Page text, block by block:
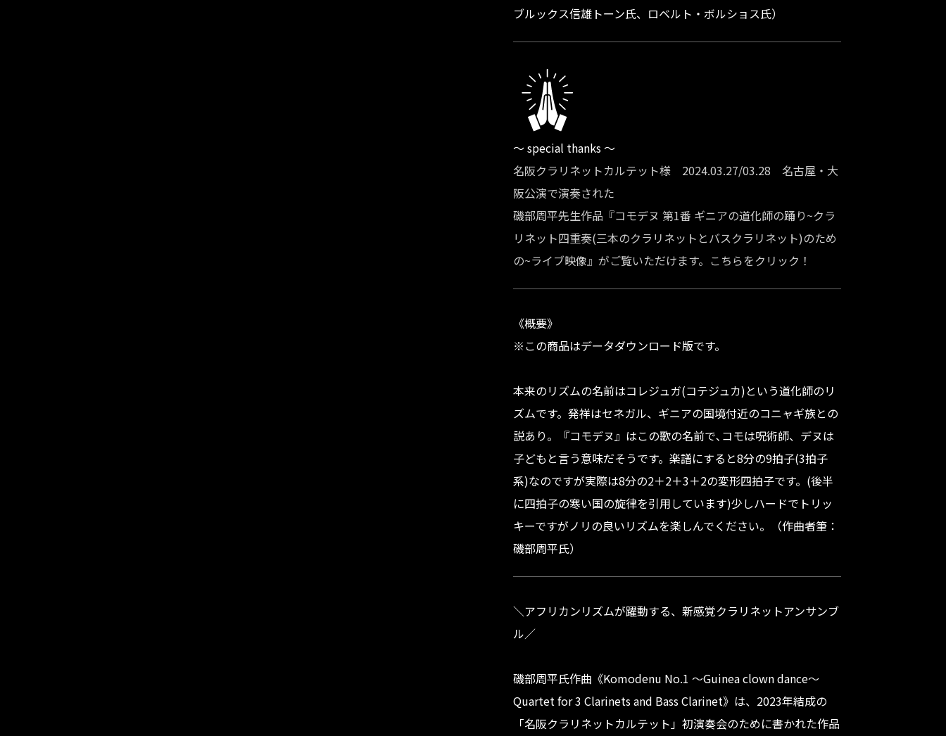
ブルックス信雄トーン氏、ロベルト・ボルショス氏）
～ special thanks ～
名阪クラリネットカルテット様 2024.03.27/03.28 名古屋・大
阪公演で演奏された
磯部周平先生作品『コモデヌ 第1番 ギニアの道化師の踊り~クラ
リネット四重奏(三本のクラリネットとバスクラリネット)のため
の~ライブ映像』がご覧いただけます。こちらをクリック！
《概要》
※この商品はデータダウンロード版です。
本来のリズムの名前はコレジュガ(コテジュカ)という道化師のリ
ズムです。発祥はセネガル、ギニアの国境付近のコニャギ族との
説あり。『コモデヌ』はこの歌の名前で､コモは呪術師、デヌは
子どもと言う意味だそうです。楽譜にすると8分の9拍子(3拍子
系)なのですが実際は8分の2＋2＋3＋2の変形四拍子です。(後半
に四拍子の寒い国の旋律を引用しています)少しハードでトリッ
キーですがノリの良いリズムを楽しんでください。（作曲者筆：
磯部周平氏）
＼アフリカンリズムが躍動する、新感覚クラリネットアンサンブ
ル／
磯部周平氏作曲《Komodenu No.1 ～Guinea clown dance～
Quartet for 3 Clarinets and Bass Clarinet》は、2023年結成の
「名阪クラリネットカルテット」初演奏会のために書かれた作品